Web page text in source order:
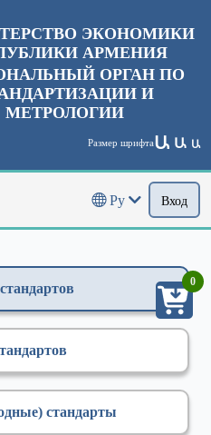
ЭКОНОМИКИ
АРМЕНИЯ
ОРГАН ПО
И
МЕТРОЛОГИИ
Размер шрифтаԱ Ա Ա
Ру Вход
стандарты
0